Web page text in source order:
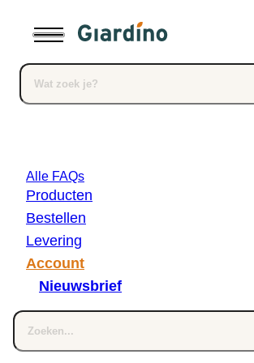
Dealers
Installatie
Advies
Blog
Alle FAQs
Producten
Bestellen
Levering
Account
Nieuwsbrief